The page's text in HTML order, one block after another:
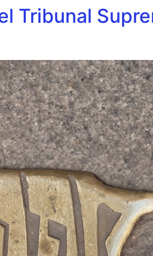
Tribunal